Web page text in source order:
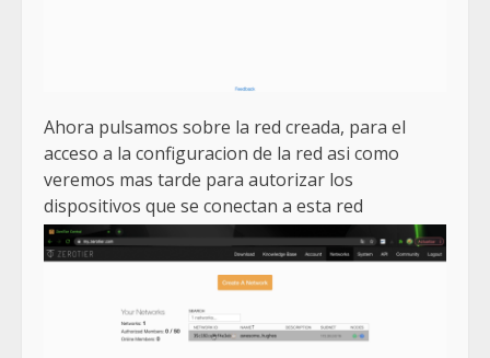
Ahora pulsamos sobre la red creada, para el
acceso a la configuracion de la red asi como
veremos mas tarde para autorizar los
dispositivos que se conectan a esta red